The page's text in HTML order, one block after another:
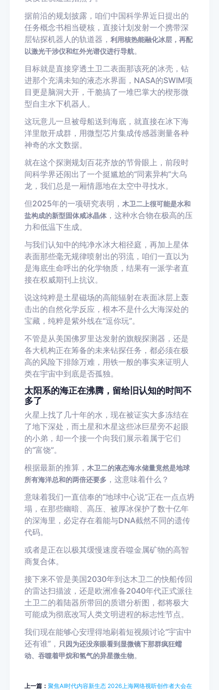
据前沿的规划披露，咱们中国科学界近日提出的
任务概念书相当硬核，直接计划发射一个携带深
层钻探机器人的轨道器， 利用核热能融化冰层，再配
以激光干涉仪和红外光谱仪进行导航。
目标就是直接穿透土卫二表面那该死的冰壳，钻
进那个充满未知的液态水界面，NASA的SWIM项
目更是脑洞大开，干脆搞了一堆巴掌大的楔形微
型自主水下机器人。
这玩意儿一旦被母船送到海底，就直接在冰下海
洋里散开成群，用微型芯片集成传感器测量各种
神奇的水文数据。
就在这个探测规划百花齐放的节骨眼上，前段时
间科学界还闹出了一个挺尴尬的“同素异构”大乌
龙，我们总是一厢情愿地在太空中寻找水。
但2025年的一项研究表明， 木卫二上很可能是水和
盐构成的新型固体咸冰晶体 ，这种水合物在极高的压
力和低温下生成。
与我们认知中的纯净水冰大相径庭，再加上星体
表面那些毫无规律喷射出的羽流，咱们一直以为
是海底生命呼出的化学物质，结果有一派学者直
接在权威期刊上抗议。
说这纯粹是土星磁场的高能辐射在表面冰层上轰
击出的自然化学反应，根本不是什么大海深处的
宝藏，纯粹是紫外线在“逗你玩”。
不管是从美国佛罗里达发射的旗舰探测器，还是
各大机构正在筹备的未来钻探任务，都必须在极
高的风险下排除万难，用铁一般的事实来证明人
类在宇宙中到底是否孤独。
太阳系的海正在沸腾，留给旧认知的时间不
多了
火星上找了几十年的水，现在被证实大多冻结在
了地下深处，而土星和木星这些冰巨星旁不起眼
的小弟，却一个接一个向我们展示着属于它们
的“富饶”。
根据最新的推算， 木卫二的液态海水储量竟然是地球
所有海洋总和的两倍还要多 ，这意味着什么？
意味着我们一直信奉的“地球中心说”正在一点点坍
塌，在那些幽暗、高压、被厚冰保护了数十亿年
的深海里，必定存在着能与DNA截然不同的遗传
代码。
或者是正在以极其缓慢速度吞噬金属矿物的高智
商复合体。
接下来不管是美国2030年到达木卫二的快船传回
的雷达扫描波，还是欧洲准备2040年代正式派往
土卫二的着陆器所带回的质谱分析图，都将极大
可能成为彻底改写人类文明进程的标志性节点。
我们现在能够心安理得地刷着短视频讨论“宇宙中
还有谁”， 只因为还没亲眼看到显微镜下那群疯狂蠕
动、吞噬着甲烷和氢气的异星微生物。
上一篇： 聚焦AI时代内容新生态 2026上海网络视听创作者大会在